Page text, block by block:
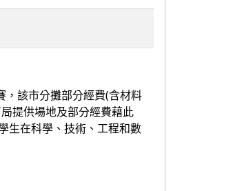
，該市分攤部分經費(含材料
提供場地及部分經費藉此
生在科學、技術、工程和數